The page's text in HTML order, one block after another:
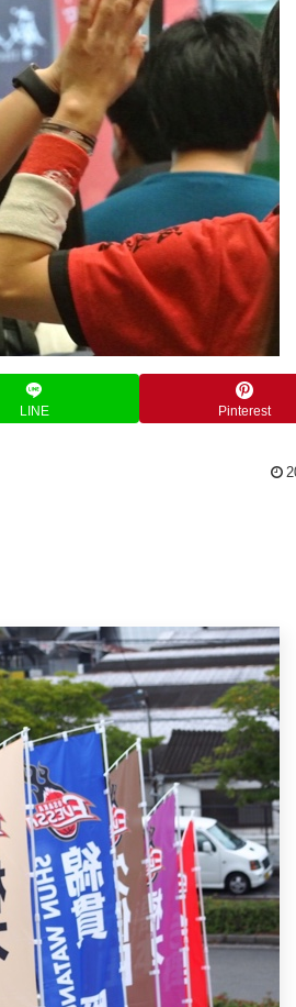
LINE Pinterest